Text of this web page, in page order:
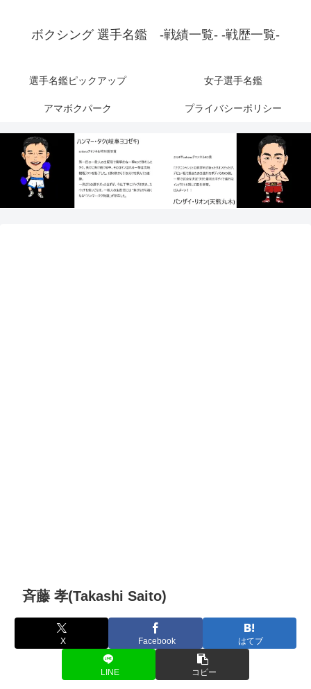
ボクシング 選手名鑑 -戦績一覧- -戦歴一覧-
選手名鑑ピックアップ 女子選手名鑑
アマボクパーク プライバシーポリシー
斉藤 孝(Takashi Saito)
X Facebook はてブ
LINE コピー